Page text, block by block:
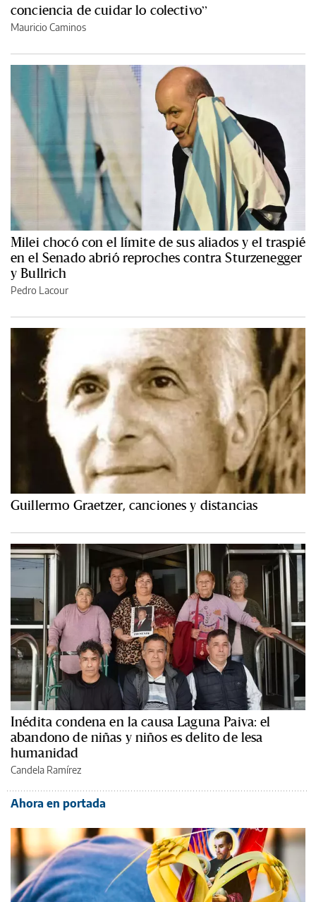
conciencia de cuidar lo colectivo”
Mauricio Caminos
Milei chocó con el límite de sus aliados y el traspié
en el Senado abrió reproches contra Sturzenegger
y Bullrich
Pedro Lacour
Guillermo Graetzer, canciones y distancias
Inédita condena en la causa Laguna Paiva: el
abandono de niñas y niños es delito de lesa
humanidad
Candela Ramírez
Ahora en portada